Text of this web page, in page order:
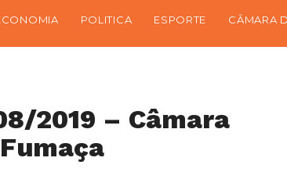
POLITICA ESPORTE CÂMARA
2019 – Câmara